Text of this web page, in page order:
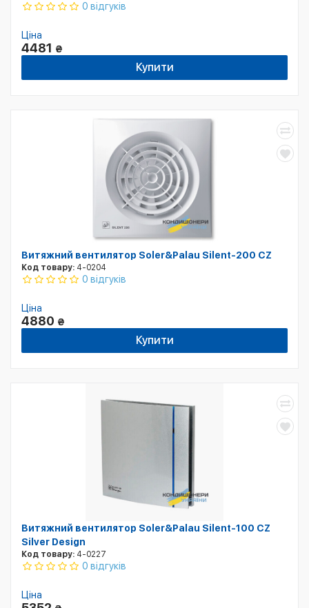
0 відгуків
Ціна
4481 ₴
Купити
Витяжний вентилятор Soler&Palau Silent-200 CZ
Код товару: 4-0204
0 відгуків
Ціна
4880 ₴
Купити
Витяжний вентилятор Soler&Palau Silent-100 CZ
Silver Design
Код товару: 4-0227
0 відгуків
Ціна